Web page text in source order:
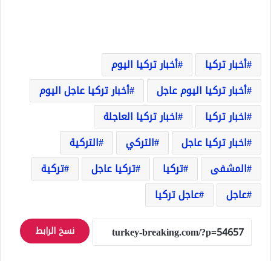
أخبار تركيا
أخبار تركيا اليوم
أخبار تركيا اليوم عاجل
أخبار تركيا عاجل اليوم
اخبار تركيا
اخبار تركيا العاجلة
اخبار تركيا عاجل
التركي
التركية
المشفى
تركيا تركيا عاجل
تركية
عاجل
عاجل تركيا
نسخ الرابط